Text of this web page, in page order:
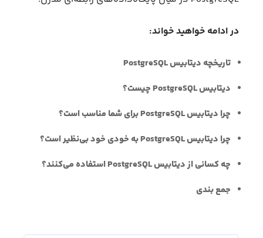
در ادامه خواهید خواند:
تاریخچه دیتابیس PostgreSQL
دیتابیس PostgreSQL چیست؟
چرا دیتابیس PostgreSQL برای شما مناسب است؟
چرا دیتابیس PostgreSQL به خودی خود بی‌نظیر است؟
چه کسانی از دیتابیس PostgreSQL استفاده می‌کنند؟
جمع بندی